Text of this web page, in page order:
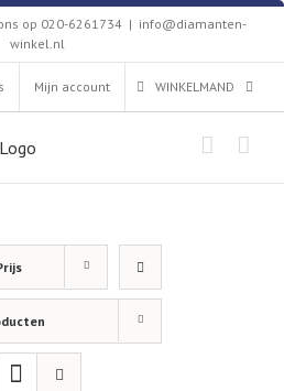
op 020-6261734 | info@diamanten-
winkel.nl
Mijn account WINKELMAND